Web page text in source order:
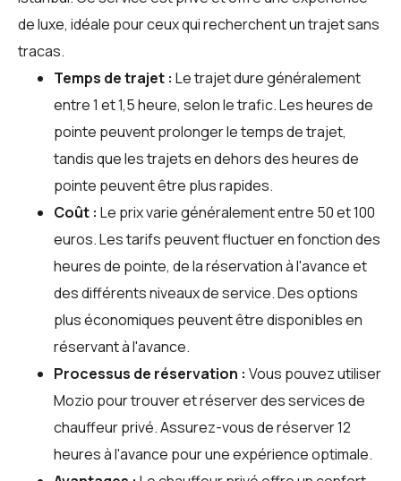
de luxe, idéale pour ceux qui recherchent un trajet sans
tracas.
Temps de trajet : Le trajet dure généralement
entre 1 et 1,5 heure, selon le trafic. Les heures de
pointe peuvent prolonger le temps de trajet,
tandis que les trajets en dehors des heures de
pointe peuvent être plus rapides.
Coût : Le prix varie généralement entre 50 et 100
euros. Les tarifs peuvent fluctuer en fonction des
heures de pointe, de la réservation à l'avance et
des différents niveaux de service. Des options
plus économiques peuvent être disponibles en
réservant à l'avance.
Processus de réservation : Vous pouvez utiliser
Mozio pour trouver et réserver des services de
chauffeur privé. Assurez-vous de réserver 12
heures à l'avance pour une expérience optimale.